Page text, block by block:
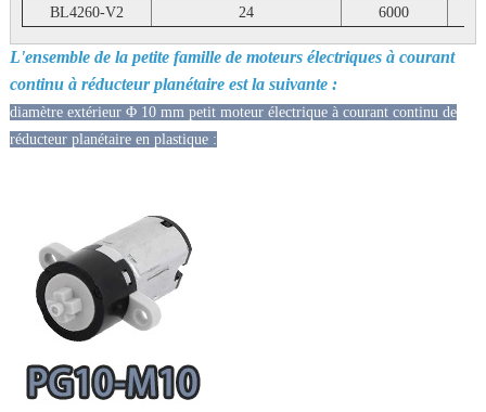
BL4260-V2
24 6000
L'ensemble de la petite famille de moteurs électriques à courant
continu à réducteur planétaire est la suivante :
diamètre extérieur Φ 10 mm petit moteur électrique à courant continu de
réducteur planétaire en plastique :